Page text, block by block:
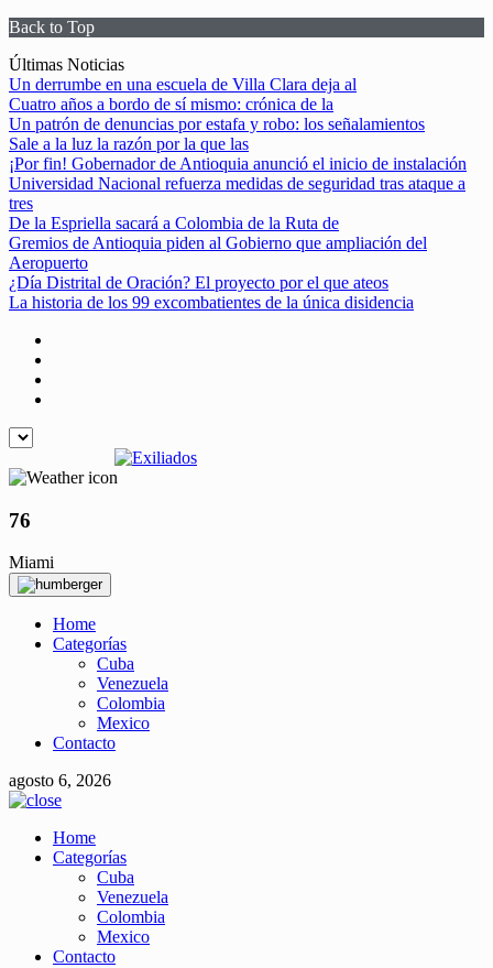
Back to Top
Skip
to
content
Últimas Noticias
Un derrumbe en una escuela de Villa Clara deja al
Cuatro años a bordo de sí mismo: crónica de la
Un patrón de denuncias por estafa y robo: los señalamientos
Sale a la luz la razón por la que las
¡Por fin! Gobernador de Antioquia anunció el inicio de instalación
Universidad Nacional refuerza medidas de seguridad tras ataque a
tres
De la Espriella sacará a Colombia de la Ruta de
Gremios de Antioquia piden al Gobierno que ampliación del
Aeropuerto
¿Día Distrital de Oración? El proyecto por el que ateos
La historia de los 99 excombatientes de la única disidencia
76
Miami
Home
Categorías
Cuba
Venezuela
Colombia
Mexico
Contacto
agosto 6, 2026
Home
Categorías
Cuba
Venezuela
Colombia
Mexico
Contacto